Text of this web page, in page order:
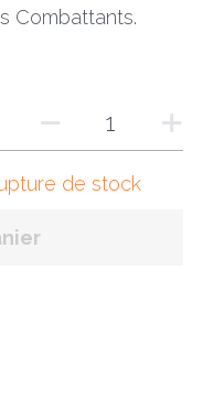
Combattants.
de stock